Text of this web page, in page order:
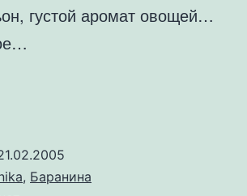
густой аромат овощей…
, Баранина